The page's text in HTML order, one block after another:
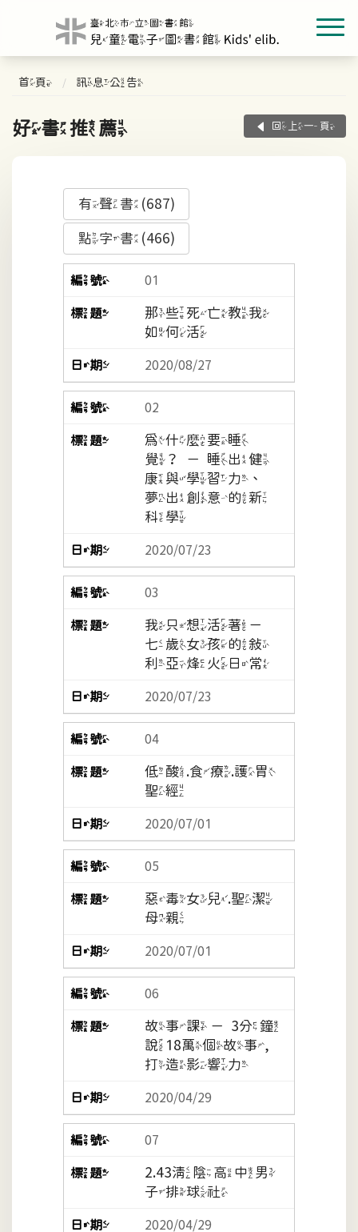
首頁 訊息公告
好書推薦 回上一頁
有聲書(687)
點字書(466)
01
那些死亡教我
如何活
2020/08/27
02
為什麼要睡
覺？－睡出健
康與學習力、
夢出創意的新
科學
2020/07/23
03
我只想活著－
七歲女孩的敘
利亞烽火日常
2020/07/23
04
低酸.食療.護胃
聖經
2020/07/01
05
惡毒女兒.聖潔
母親
2020/07/01
06
故事課 －3分鐘
說18萬個故事,
打造影響力
2020/04/29
07
2.43清陰高中男
子排球社
2020/04/29